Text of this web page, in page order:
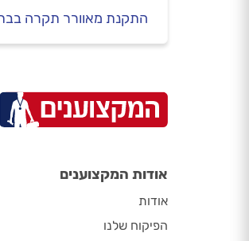
התקנת מאוורר תקרה
אודות המקצוענים
אודות
הפיקוח שלנו